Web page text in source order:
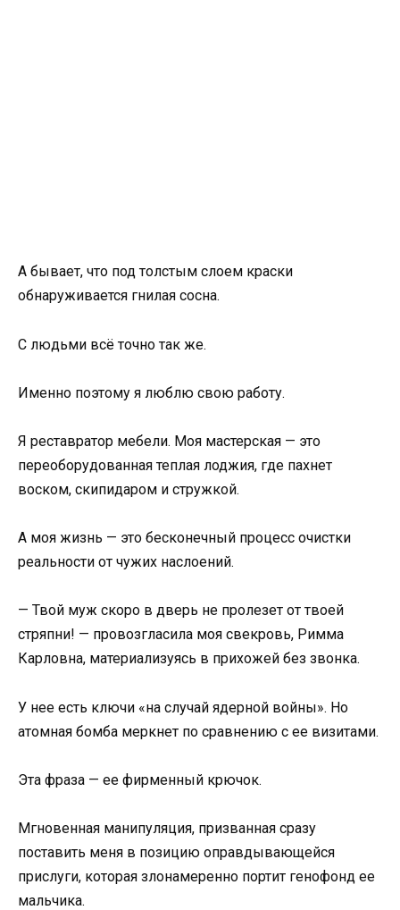
А бывает, что под толстым слоем краски
обнаруживается гнилая сосна.
С людьми всё точно так же.
Именно поэтому я люблю свою работу.
Я реставратор мебели. Моя мастерская — это
переоборудованная теплая лоджия, где пахнет
воском, скипидаром и стружкой.
А моя жизнь — это бесконечный процесс очистки
реальности от чужих наслоений.
— Твой муж скоро в дверь не пролезет от твоей
стряпни! — провозгласила моя свекровь, Римма
Карловна, материализуясь в прихожей без звонка.
У нее есть ключи «на случай ядерной войны». Но
атомная бомба меркнет по сравнению с ее визитами.
Эта фраза — ее фирменный крючок.
Мгновенная манипуляция, призванная сразу
поставить меня в позицию оправдывающейся
прислуги, которая злонамеренно портит генофонд ее
мальчика.